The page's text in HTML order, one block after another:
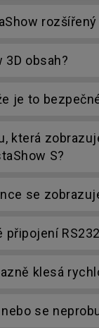
3D obsah?
je to
která
S?
se
připojení
klesá
se